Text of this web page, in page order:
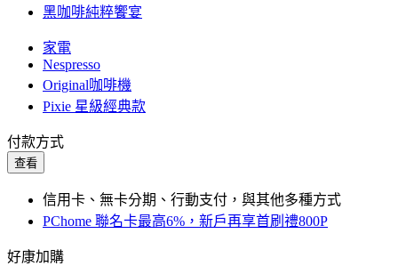
黑咖啡純粹饗宴
家電
Nespresso
Original咖啡機
Pixie 星級經典款
付款方式
查看
信用卡、無卡分期、行動支付，與其他多種方式
PChome 聯名卡最高6%，新戶再享首刷禮800P
好康加購